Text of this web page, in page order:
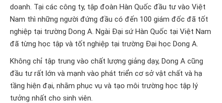
doanh. Tại các công ty, tập đoàn Hàn Quốc đầu tư vào Việt
Nam thì những người đứng đầu có đến 100 giám đốc đã tốt
nghiệp tại trường Dong A. Ngài Đại sứ Hàn Quốc tại Việt Nam
đã từng học tập và tốt nghiệp tại trường Đại học Dong A.
Không chỉ tập trung vào chất lượng giảng dạy, Dong A cũng
đầu tư rất lớn và mạnh vào phát triển cơ sở vật chất và hạ
tầng hiện đại, nhằm phục vụ và tạo môi trường học tập lý
tưởng nhất cho sinh viên.